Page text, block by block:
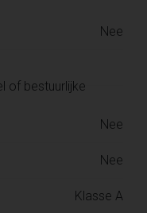
Nee
of bestuurlijke
Nee
Nee
Klasse A